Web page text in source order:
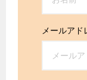
メールアド